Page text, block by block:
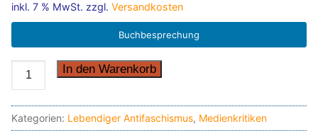
inkl. 7 % MwSt. zzgl. Versandkosten
Buchbesprechung
Die
radikale
jüdische
Tradition
In den Warenkorb
Kategorien: Lebendiger Antifaschismus, Medienkritiken